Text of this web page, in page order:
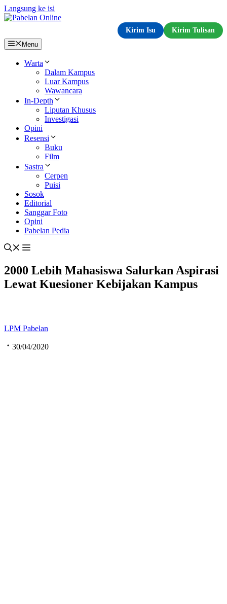
Langsung ke isi
Kirim Isu
Kirim Tulisan
Menu
Warta
Dalam Kampus
Luar Kampus
Wawancara
In-Depth
Liputan Khusus
Investigasi
Opini
Resensi
Buku
Film
Sastra
Cerpen
Puisi
Sosok
Editorial
Sanggar Foto
Opini
Pabelan Pedia
2000 Lebih Mahasiswa Salurkan Aspirasi
Lewat Kuesioner Kebijakan Kampus
LPM Pabelan
30/04/2020